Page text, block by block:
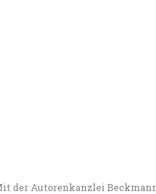
der Autorenkanzlei